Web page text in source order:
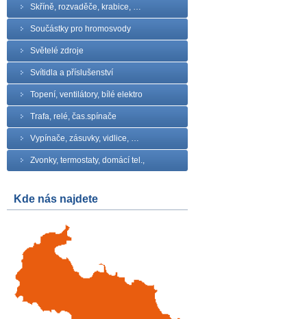
Skříně, rozvaděče, krabice, …
Součástky pro hromosvody
Světelé zdroje
Svítidla a příslušenství
Topení, ventilátory, bílé elektro
Trafa, relé, čas.spínače
Vypínače, zásuvky, vidlice, …
Zvonky, termostaty, domácí tel.,
Kde nás najdete